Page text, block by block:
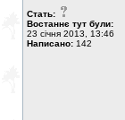
Стать:
Востаннє тут були:
23 січня 2013, 13:46
Написано: 142